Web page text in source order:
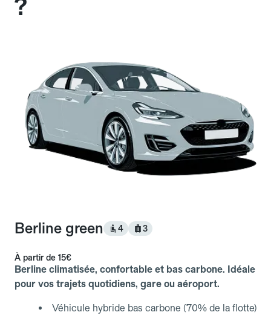
?
Berline green 4 3
À partir de 15€
Berline climatisée, confortable et bas carbone. Idéale
pour vos trajets quotidiens, gare ou aéroport.
Véhicule hybride bas carbone (70% de la flotte)